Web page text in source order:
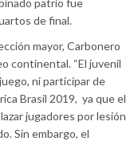
patrio fue
de final.
mayor, Carbonero
continental. “El juvenil
ni participar de
Brasil 2019, ya que el
jugadores por lesión
Sin embargo, el